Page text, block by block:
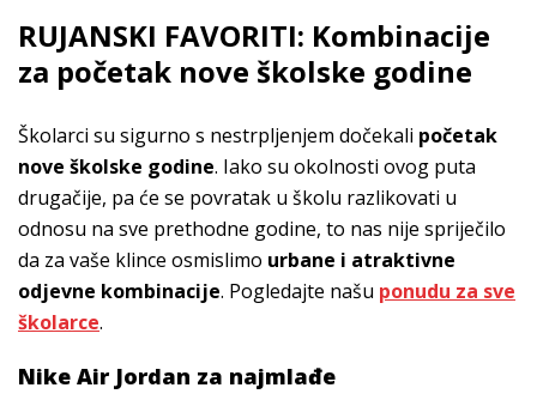
RUJANSKI FAVORITI: Kombinacije
za početak nove školske godine
Školarci su sigurno s nestrpljenjem dočekali početak
nove školske godine. Iako su okolnosti ovog puta
drugačije, pa će se povratak u školu razlikovati u
odnosu na sve prethodne godine, to nas nije spriječilo
da za vaše klince osmislimo urbane i atraktivne
odjevne kombinacije. Pogledajte našu ponudu za sve
školarce.
Nike Air Jordan za najmlađe